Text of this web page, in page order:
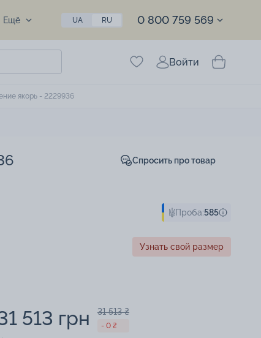
Ещё UA RU 0 800 759 569
Войти
якорь - 2229936
Спросить про товар
Проба:585
Узнать свой размер
513 грн 31 513 ₴
- 0 ₴